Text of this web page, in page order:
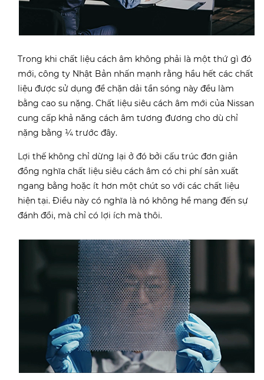
Trong khi chất liệu cách âm không phải là một thứ gì đó
mới, công ty Nhật Bản nhấn mạnh rằng hầu hết các chất
liệu được sử dụng để chặn dải tần sóng này đều làm
bằng cao su nặng. Chất liệu siêu cách âm mới của Nissan
cung cấp khả năng cách âm tương đương cho dù chỉ
nặng bằng ¼ trước đây.
Lợi thế không chỉ dừng lại ở đó bởi cấu trúc đơn giản
đồng nghĩa chất liệu siêu cách âm có chi phí sản xuất
ngang bằng hoặc ít hơn một chút so với các chất liệu
hiện tại. Điều này có nghĩa là nó không hề mang đến sự
đánh đổi, mà chỉ có lợi ích mà thôi.